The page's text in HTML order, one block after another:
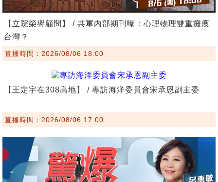
【立院榮譽顧問】 / 共軍內部期刊曝：心理物理雙重癱瘓
台灣？
直播時間：2026/08/06 18:00
【王定宇在308高地】 / 專訪海洋委員會宋承恩副主委
直播時間：2026/08/06 17:00